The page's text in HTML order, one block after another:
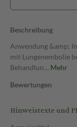
Beschreibung
Anwendung &amp;
mit Lungenembolie
Behandlun… Mehr
Bewertungen
Hinweistexte und